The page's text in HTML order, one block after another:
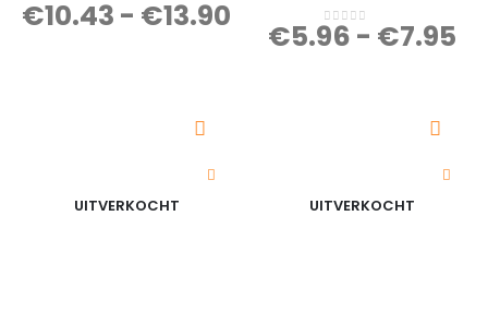
0 out of 5
€10.43 - €13.90 0 out of 5
€5.96 - €7.95
UITVERKOCHT UITVERKOCHT